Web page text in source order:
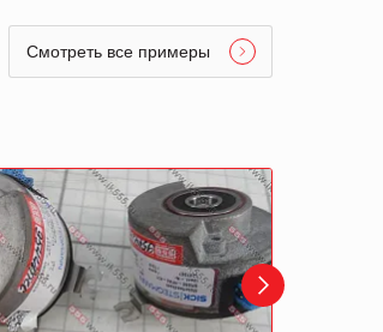
Смотреть все примеры